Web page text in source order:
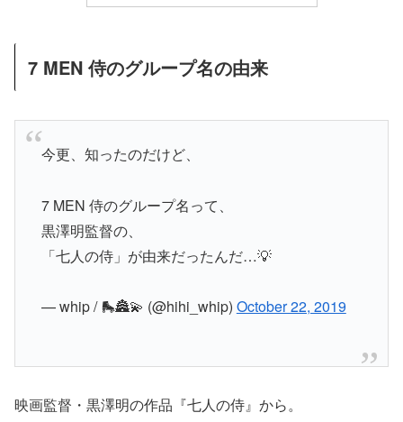
7 MEN 侍のグループ名の由来
今更、知ったのだけど、
7 MEN 侍のグループ名って、
黒澤明監督の、
「七人の侍」が由来だったんだ…💡
— whip / 🛼🏯💫 (@hihi_whip) October 22, 2019
映画監督・黒澤明の作品『七人の侍』から。